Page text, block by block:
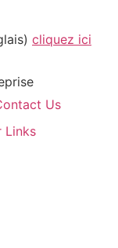
cliquez ici
Us
Links